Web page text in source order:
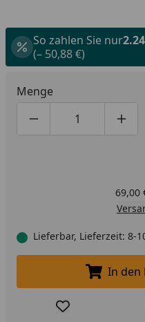
So zahlen Sie nur
(– 50,88 €)
Menge
Produktmenge um
69,00
Lieferbar, Lieferzeit: 8-
In den
Produkt zur